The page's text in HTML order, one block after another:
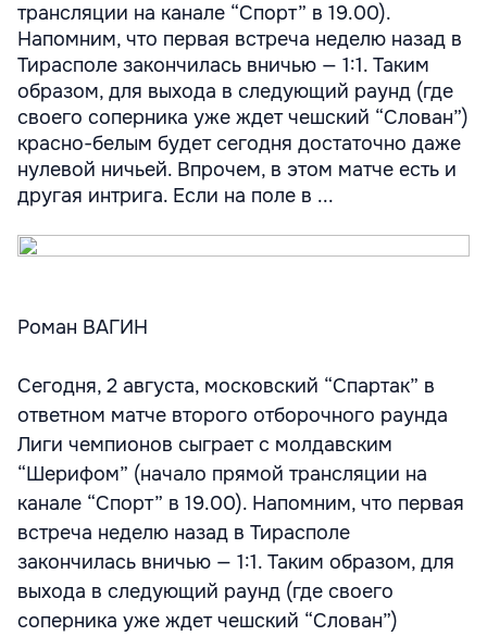
трансляции на канале “Спорт” в 19.00).
Напомним, что первая встреча неделю назад в
Тирасполе закончилась вничью — 1:1. Таким
образом, для выхода в следующий раунд (где
своего соперника уже ждет чешский “Слован”)
красно-белым будет сегодня достаточно даже
нулевой ничьей. Впрочем, в этом матче есть и
другая интрига. Если на поле в ...
Роман ВАГИН
Сегодня, 2 августа, московский “Спартак” в
ответном матче второго отборочного раунда
Лиги чемпионов сыграет с молдавским
“Шерифом” (начало прямой трансляции на
канале “Спорт” в 19.00). Напомним, что первая
встреча неделю назад в Тирасполе
закончилась вничью — 1:1. Таким образом, для
выхода в следующий раунд (где своего
соперника уже ждет чешский “Слован”)